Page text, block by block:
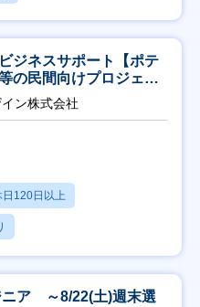
ジネスサポート【ポテ
の民間向けプロジェク
ン株式会社
日120日以上
ニア ～8/22(土)週末選